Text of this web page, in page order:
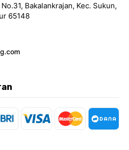
Bakalankrajan, Kec. Sukun,
65148